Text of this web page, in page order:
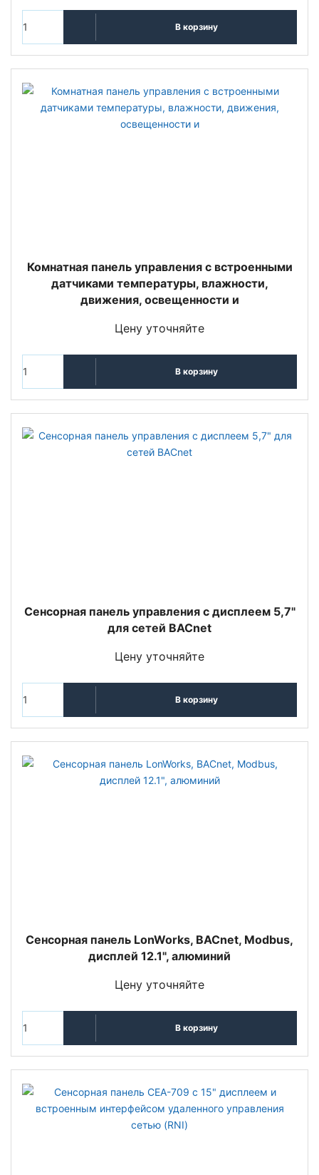
В корзину
Комнатная панель управления с встроенными
датчиками температуры, влажности,
движения, освещенности и
Цену уточняйте
В корзину
Сенсорная панель управления с дисплеем 5,7"
для сетей BACnet
Цену уточняйте
В корзину
Сенсорная панель LonWorks, BACnet, Modbus,
дисплей 12.1", алюминий
Цену уточняйте
В корзину